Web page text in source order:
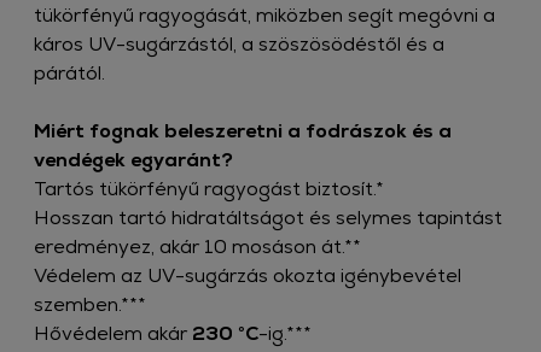
tükörfényű ragyogását, miközben segít megóvni a
káros UV-sugárzástól, a szöszösödéstől és a
párától.​
Miért fognak beleszeretni a fodrászok és a
vendégek egyaránt? ​
Tartós tükörfényű ragyogást biztosít.*
Hosszan tartó hidratáltságot és selymes tapintást
eredményez, akár 10 mosáson át.**
Védelem az UV-sugárzás okozta igénybevétel
szemben.***
Hővédelem akár 230 °C-ig.***